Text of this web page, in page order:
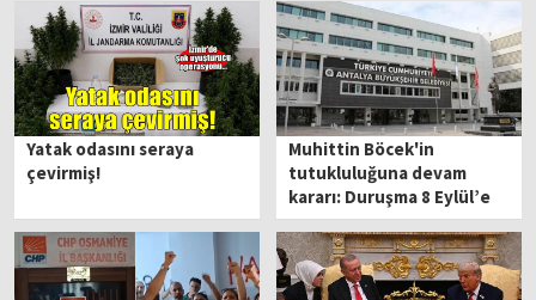
Yatak odasını seraya
çevirmiş!
Muhittin Böcek'in
tutukluluğuna devam
kararı: Duruşma 8 Eylül’e
ertelendi